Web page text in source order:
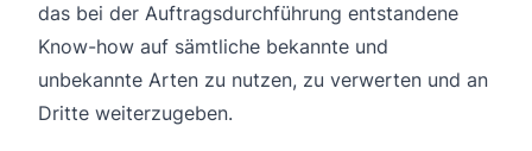
das bei der Auftragsdurchführung entstandene
Know-how auf sämtliche bekannte und
unbekannte Arten zu nutzen, zu verwerten und an
Dritte weiterzugeben.